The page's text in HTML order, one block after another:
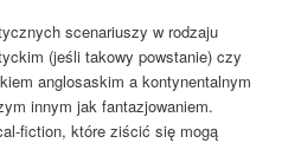
scenariuszy w rodzaju
(jeśli takowy powstanie) czy
anglosaskim a kontynentalnym
innym jak fantazjowaniem.
fiction, które ziścić się mogą